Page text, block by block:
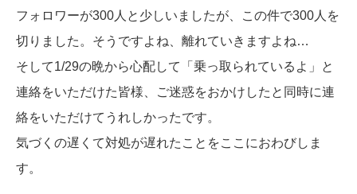
フォロワーが300人と少しいましたが、この件で300人を
切りました。そうですよね、離れていきますよね…
そして1/29の晩から心配して「乗っ取られているよ」と
連絡をいただけた皆様、ご迷惑をおかけしたと同時に連
絡をいただけてうれしかったです。
気づくの遅くて対処が遅れたことをここにおわびしま
す。